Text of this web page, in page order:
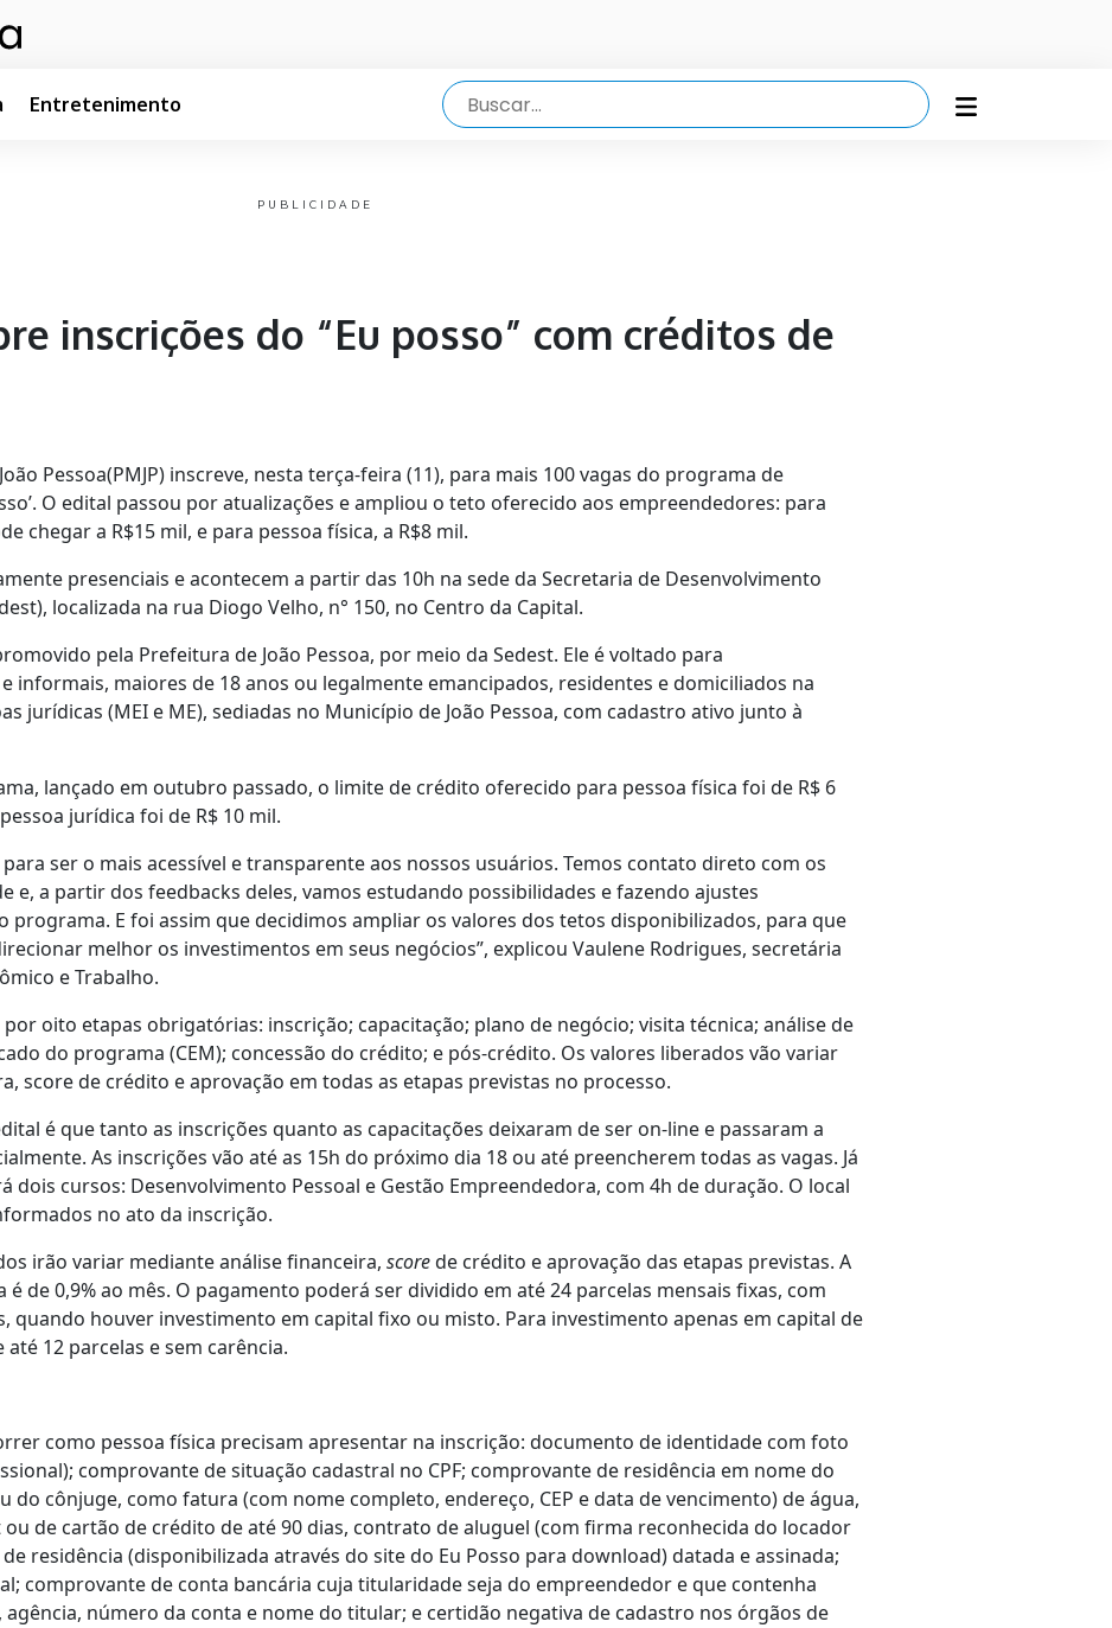
Entretenimento
PUBLICIDADE
inscrições do “Eu posso” com créditos de
Pessoa(PMJP) inscreve, nesta terça-feira (11), para mais 100 vagas do programa de
O edital passou por atualizações e ampliou o teto oferecido aos empreendedores: para
chegar a R$15 mil, e para pessoa física, a R$8 mil.
presenciais e acontecem a partir das 10h na sede da Secretaria de Desenvolvimento
localizada na rua Diogo Velho, n° 150, no Centro da Capital.
pela Prefeitura de João Pessoa, por meio da Sedest. Ele é voltado para
informais, maiores de 18 anos ou legalmente emancipados, residentes e domiciliados na
jurídicas (MEI e ME), sediadas no Município de João Pessoa, com cadastro ativo junto à
lançado em outubro passado, o limite de crédito oferecido para pessoa física foi de R$ 6
jurídica foi de R$ 10 mil.
para ser o mais acessível e transparente aos nossos usuários. Temos contato direto com os
e, a partir dos feedbacks deles, vamos estudando possibilidades e fazendo ajustes
programa. E foi assim que decidimos ampliar os valores dos tetos disponibilizados, para que
melhor os investimentos em seus negócios”, explicou Vaulene Rodrigues, secretária
e Trabalho.
oito etapas obrigatórias: inscrição; capacitação; plano de negócio; visita técnica; análise de
do programa (CEM); concessão do crédito; e pós-crédito. Os valores liberados vão variar
score de crédito e aprovação em todas as etapas previstas no processo.
é que tanto as inscrições quanto as capacitações deixaram de ser on-line e passaram a
As inscrições vão até as 15h do próximo dia 18 ou até preencherem todas as vagas. Já
dois cursos: Desenvolvimento Pessoal e Gestão Empreendedora, com 4h de duração. O local
no ato da inscrição.
irão variar mediante análise financeira, scorede crédito e aprovação das etapas previstas. A
de 0,9% ao mês. O pagamento poderá ser dividido em até 24 parcelas mensais fixas, com
quando houver investimento em capital fixo ou misto. Para investimento apenas em capital de
12 parcelas e sem carência.
como pessoa física precisam apresentar na inscrição: documento de identidade com foto
comprovante de situação cadastral no CPF; comprovante de residência em nome do
do cônjuge, como fatura (com nome completo, endereço, CEP e data de vencimento) de água,
de cartão de crédito de até 90 dias, contrato de aluguel (com firma reconhecida do locador
residência (disponibilizada através do site do Eu Posso para download) datada e assinada;
comprovante de conta bancária cuja titularidade seja do empreendedor e que contenha
número da conta e nome do titular; e certidão negativa de cadastro nos órgãos de